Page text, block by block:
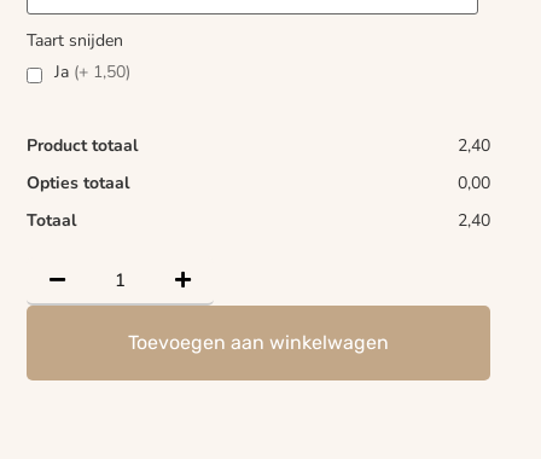
Taart snijden
Ja (+ 1,50)
Product totaal
2,40
Opties totaal
0,00
Totaal
2,40
Toevoegen aan winkelwagen